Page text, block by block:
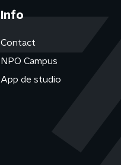
Info
Contact
NPO Campus
App de studio